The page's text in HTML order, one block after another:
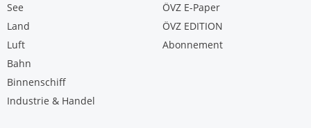
See
Land
Luft
Bahn
Binnenschiff
Industrie & Handel
ÖVZ E-Paper
Abonnement
ÖVZ EDITION